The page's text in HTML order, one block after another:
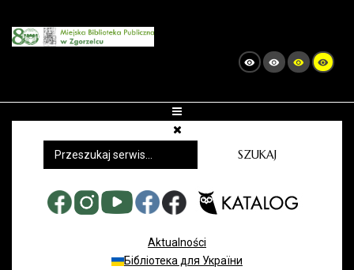
SZUKAJ
Aktualności
Бібліотека для України